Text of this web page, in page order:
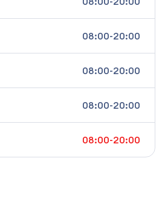
08:00-20:00
08:00-20:00
08:00-20:00
08:00-20:00